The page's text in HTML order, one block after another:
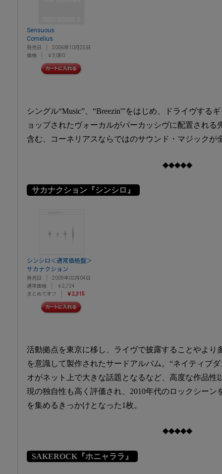
Sensuous
Cornelius
発売日
2006年10月25日
価格
￥3,080
シングル“Music”、“Breezin'”をはじめ、ドライヴする
ョップされたヴォーカルがパーカッシヴに配置される
含む、コーネリアスならではのサウンド・マジックが
◆◆◆◆◆
サカナクション『シンシロ』
シンシロ＜通常価格盤＞
サカナクション
発売日
2009年03月04日
通常価格
￥2,724
まとめてオフ
￥2,315
活動拠点を東京に移し、ライヴで披露することやより
を意識して製作されたサードアルバム。“ネイティブ
オがネット上で大きな話題となるなど、高度な作品性
現の独自性も高く評価され、2010年代のロックシーン
を集めるきっかけとなった1枚。
◆◆◆◆◆
SAKEROCK『ホニャララ』